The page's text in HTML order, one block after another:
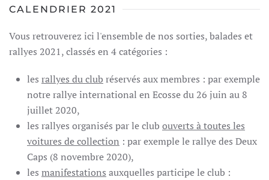
CALENDRIER 2021
Vous retrouverez ici l'ensemble de nos sorties, balades et
rallyes 2021, classés en 4 catégories :
les rallyes du club réservés aux membres : par exemple
notre rallye international en Ecosse du 26 juin au 8
juillet 2020,
les rallyes organisés par le club ouverts à toutes les
voitures de collection : par exemple le rallye des Deux
Caps (8 novembre 2020),
les manifestations auxquelles participe le club :